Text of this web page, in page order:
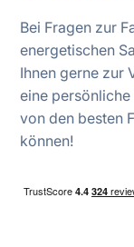
Bei Fragen zur
energetischen
Ihnen gerne zur
eine
von den besten
können!